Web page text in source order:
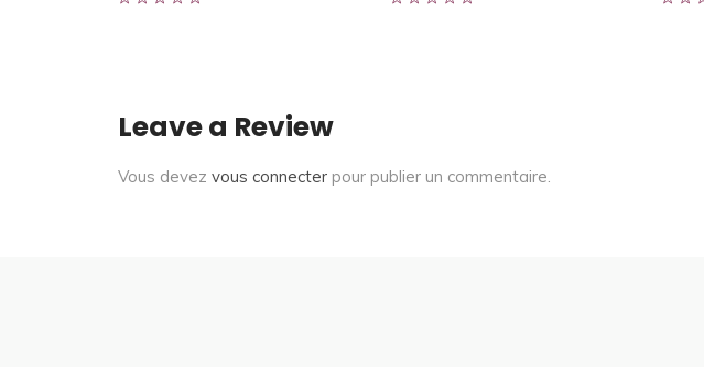
Leave a Review
Vous devez vous connecter pour publier un commentaire.